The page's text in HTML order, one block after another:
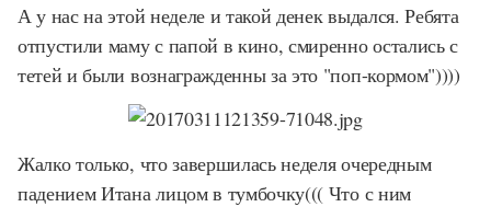
А у нас на этой неделе и такой денек выдался. Ребята
отпустили маму с папой в кино, смиренно остались с
тетей и были вознагражденны за это "поп-кормом"))))
Жалко только, что завершилась неделя очередным
падением Итана лицом в тумбочку((( Что с ним